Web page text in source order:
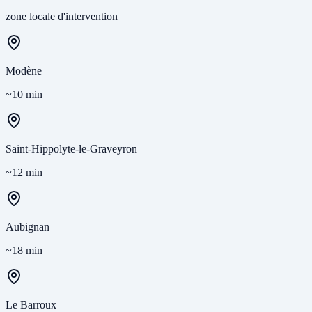
zone locale d'intervention
Modène
~10 min
Saint-Hippolyte-le-Graveyron
~12 min
Aubignan
~18 min
Le Barroux